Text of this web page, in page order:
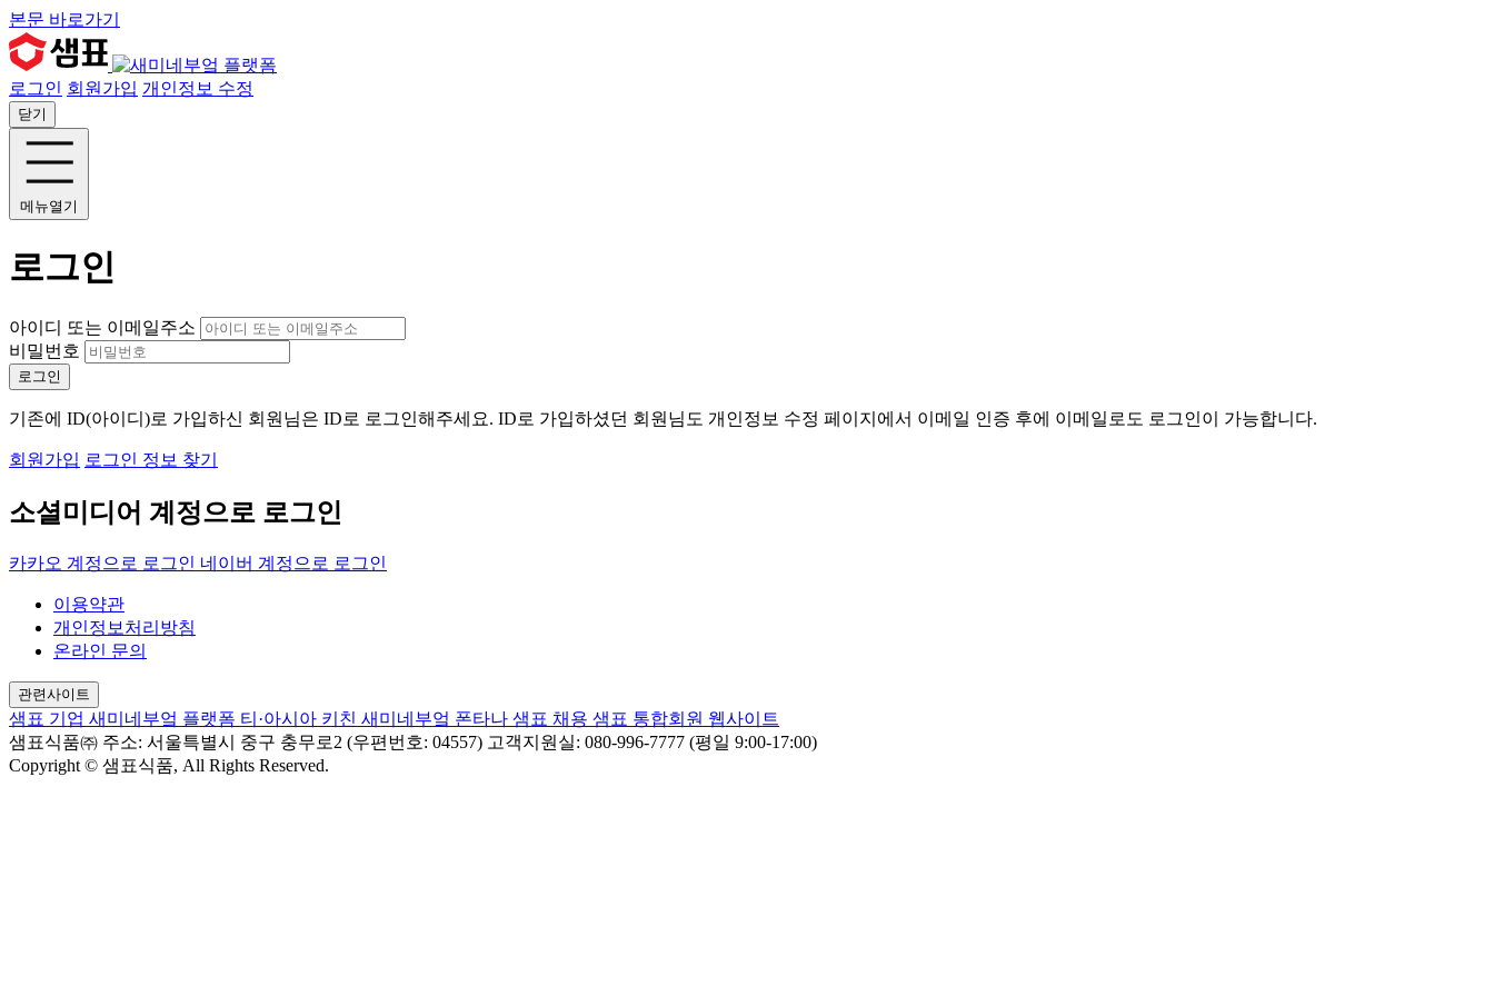
본문 바로가기
로그인 회원가입 개인정보 수정
닫기
메뉴열기
로그인
아이디 또는 이메일주소
비밀번호
로그인
기존에 ID(아이디)로 가입하신 회원님은 ID로 로그인해주세요. ID로 가입하셨던 회원님도 개인정보 수정 페이지에서 이메일 인증 후에 이메일로도 로그인이 가능합니다.
회원가입 로그인 정보 찾기
소셜미디어 계정으로 로그인
카카오 계정으로 로그인 네이버 계정으로 로그인
이용약관
개인정보처리방침
온라인 문의
관련사이트
샘표 기업 새미네부엌 플랫폼 티·아시아 키친 새미네부엌 폰타나 샘표 채용 샘표 통합회원 웹사이트
샘표식품㈜ 주소: 서울특별시 중구 충무로2 (우편번호: 04557) 고객지원실: 080-996-7777 (평일 9:00-17:00)
Copyright © 샘표식품, All Rights Reserved.